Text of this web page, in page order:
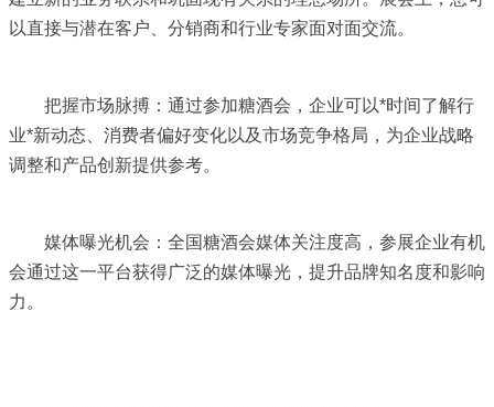
以直接与潜在客户、分销商和行业专家面对面交流。
把握市场脉搏：通过参加糖酒会，企业可以*时间了解行
业*新动态、消费者偏好变化以及市场竞争格局，为企业战略
调整和产品创新提供参考。
媒体曝光机会：全国糖酒会媒体关注度高，参展企业有机
会通过这一平台获得广泛的媒体曝光，提升品牌知名度和影响
力。